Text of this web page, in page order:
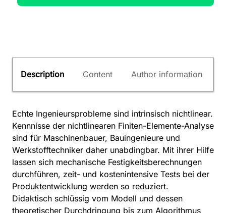
Description Content Author information
Echte Ingenieursprobleme sind intrinsisch nichtlinear.
Kennnisse der nichtlinearen Finiten-Elemente-Analyse
sind für Maschinenbauer, Bauingenieure und
Werkstofftechniker daher unabdingbar. Mit ihrer Hilfe
lassen sich mechanische Festigkeitsberechnungen
durchführen, zeit- und kostenintensive Tests bei der
Produktentwicklung werden so reduziert.
Didaktisch schlüssig vom Modell und dessen
theoretischer Durchdringung bis zum Algorithmus